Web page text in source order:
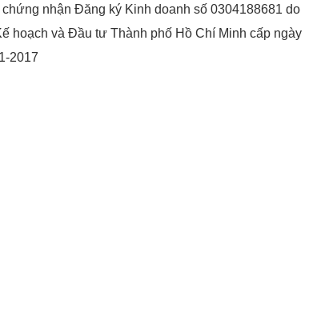
chứng nhận Đăng ký Kinh doanh số 0304188681 do
hoạch và Đầu tư Thành phố Hồ Chí Minh cấp ngày
2017